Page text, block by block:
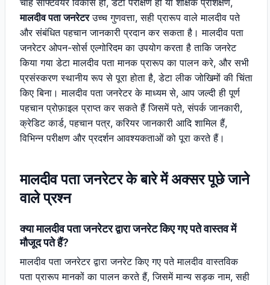
चाहे सॉफ्टवेयर विकास हो, डेटा परीक्षण हो या शैक्षिक प्रशिक्षण,
मालदीव पता जनरेटरउच्च गुणवत्ता, सही प्रारूप वाले मालदीव पते
और संबंधित पहचान जानकारी प्रदान कर सकता है। मालदीव पता
जनरेटर ओपन-सोर्स एल्गोरिदम का उपयोग करता है ताकि जनरेट
किया गया डेटा मालदीव पता मानक प्रारूप का पालन करे, और सभी
प्रसंस्करण स्थानीय रूप से पूरा होता है, डेटा लीक जोखिमों की चिंता
किए बिना। मालदीव पता जनरेटर के माध्यम से, आप जल्दी ही पूर्ण
पहचान प्रोफ़ाइल प्राप्त कर सकते हैं जिसमें पते, संपर्क जानकारी,
क्रेडिट कार्ड, पहचान पत्र, करियर जानकारी आदि शामिल हैं,
विभिन्न परीक्षण और प्रदर्शन आवश्यकताओं को पूरा करते हैं।
मालदीव पता जनरेटर के बारे में अक्सर पूछे जाने
वाले प्रश्न
क्या मालदीव पता जनरेटर द्वारा जनरेट किए गए पते वास्तव में
मौजूद पते हैं?
मालदीव पता जनरेटर द्वारा जनरेट किए गए पते मालदीव वास्तविक
पता प्रारूप मानकों का पालन करते हैं, जिसमें मान्य सड़क नाम, सही